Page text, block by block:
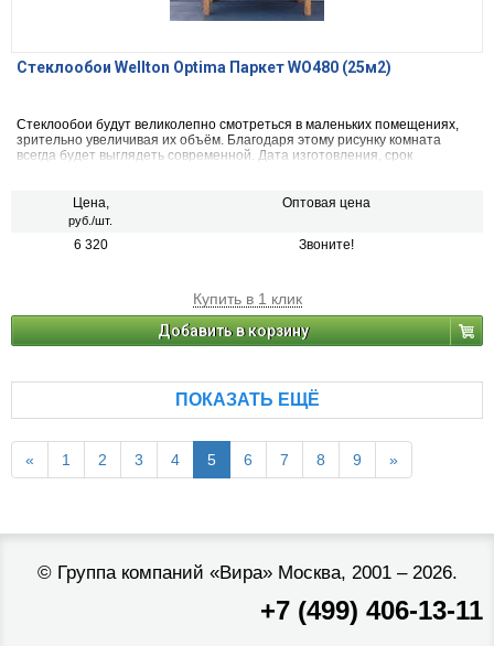
Стеклообои Wellton Optima Паркет WO480 (25м2)
Стеклообои будут великолепно смотреться в маленьких помещениях,
зрительно увеличивая их объём. Благодаря этому рисунку комната
всегда будет выглядеть современной. Дата изготовления, срок
Цена,
руб./шт.
Оптовая цена
6 320 Звоните!
Купить в 1 клик
Добавить в корзину
ПОКАЗАТЬ ЕЩЁ
« 1 2 3 4 5 6 7 8 9 »
© Группа компаний «Вира»Москва, 2001 – 2026.
+7 (499) 406-13-11